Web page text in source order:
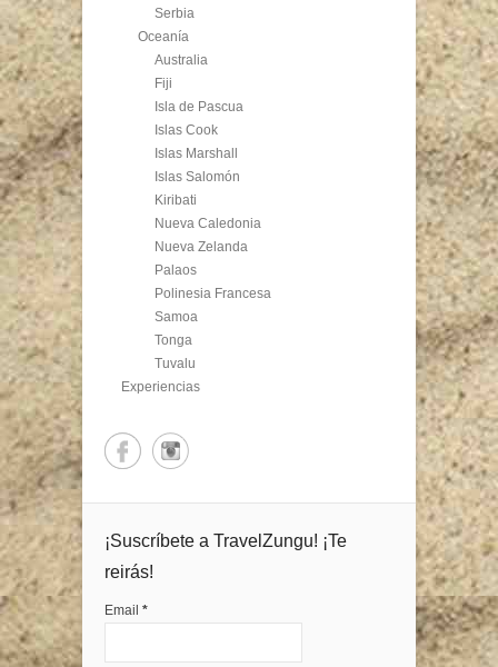
Serbia
Oceanía
Australia
Fiji
Isla de Pascua
Islas Cook
Islas Marshall
Islas Salomón
Kiribati
Nueva Caledonia
Nueva Zelanda
Palaos
Polinesia Francesa
Samoa
Tonga
Tuvalu
Experiencias
¡Suscríbete a TravelZungu! ¡Te
reirás!
Email *